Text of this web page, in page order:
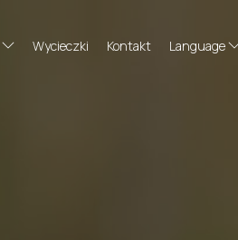
Wycieczki Kontakt Language